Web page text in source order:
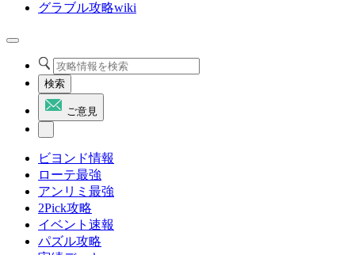
グラブル攻略wiki
検索
ご意見
ビヨンド情報
ローテ最強
アンリミ最強
2Pick攻略
イベント速報
パズル攻略